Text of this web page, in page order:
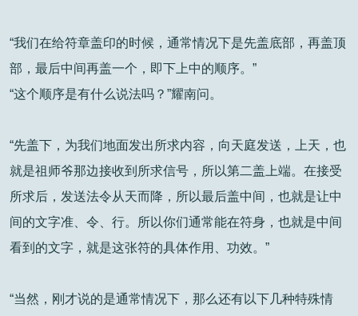
“我们在给符章盖印的时候，通常情况下是先盖底部，再盖顶
部，最后中间再盖一个，即下上中的顺序。”
“这个顺序是有什么说法吗？”耀南问。
“先盖下，为我们地面发出所求内容，向天庭发送，上天，也
就是祖师爷那边接收到所求信号，所以第二盖上端。在接受
所求后，发送法令从天而降，所以最后盖中间，也就是让中
间的文字准、令、行。所以你们通常能在符身，也就是中间
看到的文字，就是这张符的具体作用、功效。”
“当然，刚才说的是通常情况下，那么还有以下几种特殊情